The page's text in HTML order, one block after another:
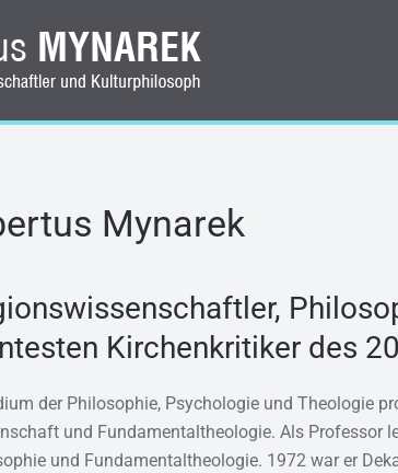
Mynarek
wissenschaftler,
Kirchenkritiker des
der Philosophie, Psychologie und Theologie
und Fundamentaltheologie. Als Professor
und Fundamentaltheologie. 1972 war er